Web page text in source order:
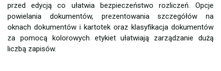
przed edycją co ułatwia bezpieczeństwo rozliczeń. Opcje
powielania dokumentów, prezentowania szczegółów na
oknach dokumentów i kartotek oraz klasyfikacja dokumentów
za pomocą kolorowych etykiet ułatwiają zarządzanie dużą
liczbą zapisów.